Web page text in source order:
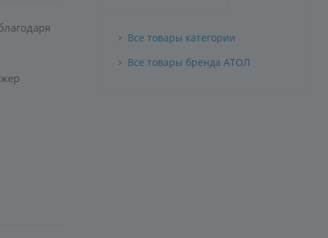
Все товары категории
Все товары бренда АТОЛ